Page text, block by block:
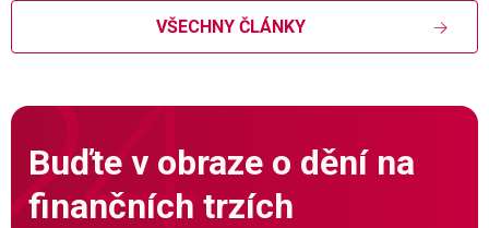
VŠECHNY ČLÁNKY
Buďte v obraze o dění na
finančních trzích